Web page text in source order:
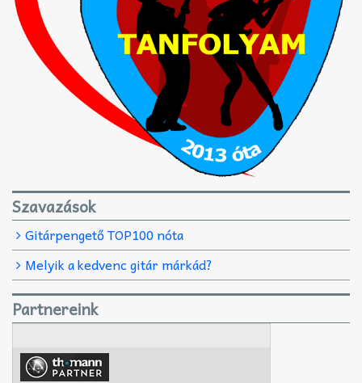
Szavazások
Gitárpengető TOP100 nóta
Melyik a kedvenc gitár márkád?
Partnereink